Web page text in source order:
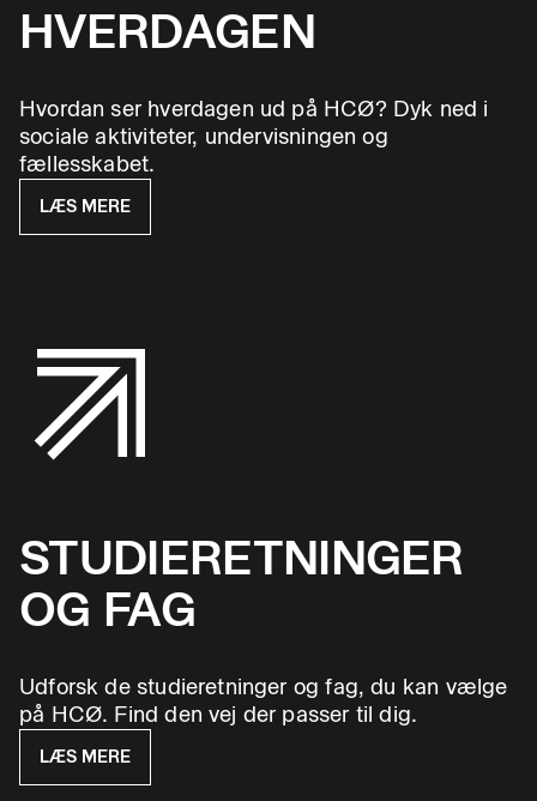
HVERDAGEN
Hvordan ser hverdagen ud på HCØ? Dyk ned i
sociale aktiviteter, undervisningen og
fællesskabet.
LÆS MERE
STUDIERETNINGER
OG FAG
Udforsk de studieretninger og fag, du kan vælge
på HCØ. Find den vej der passer til dig.
LÆS MERE